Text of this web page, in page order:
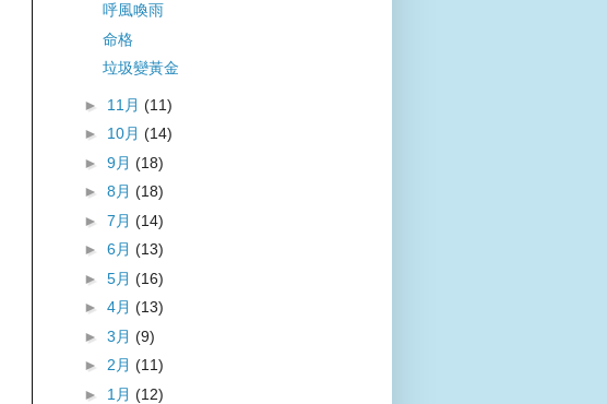
呼風喚雨
命格
垃圾變黃金
► 11月 (11)
► 10月 (14)
► 9月 (18)
► 8月 (18)
► 7月 (14)
► 6月 (13)
► 5月 (16)
► 4月 (13)
► 3月 (9)
► 2月 (11)
► 1月 (12)